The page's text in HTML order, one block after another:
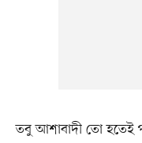
তবু আশাবাদী তো হতেই